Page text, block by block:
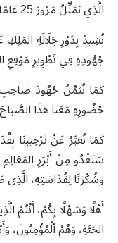
الَّذِي يَمَثِّلُ مَرُورَ 25 عَامًا عَلَى اِنْطِلاَقِ الحَجِّ المَسِيحِيِّ إِلَى مَوْقِعِ المَعْمُودِيَّةِ (المَغْطَسِ).
نُشِيدُ بِدَوْرِ جَلَالَةِ
جُهُودِهِ فِي تَطْوِيرِ مَوْقِعِ
كَمَا نُثَمِّنُ جُهُودَ صَاحِبِ
حُضُورِهِ مَعَنَا هَذَا
كَمَا نُعَبِّرُ عَنْ تَرْحِيبِنَا
سَتَغْدُو مِنْ أَبْرَزِ
وَشُكْرَنَا لِقُدَاسَتِهِ،
أَهْلًا وَسَهْلًا بِكُمْ، أَنْتُمْ
الحَيَّةِ، وَهُمْ ٱلْمُؤْمِنُونَ،